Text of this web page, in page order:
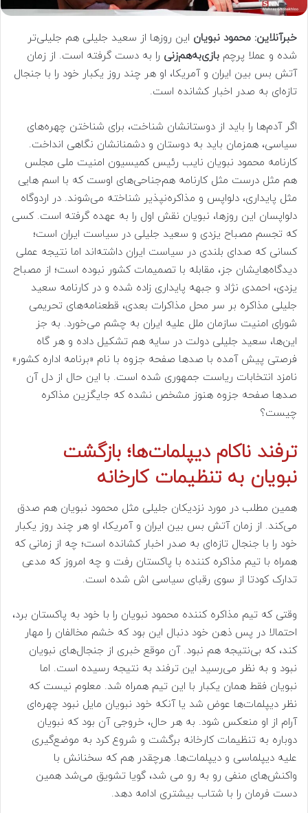
خبرآنلاین: محمود نبویان این روزها از سعید جلیلی هم جلیلی‌تر
شده و عملا پرچم بازی‌به‌هم‌زنی را به دست گرفته است. از زمان
آتش بس بین ایران و آمریکا، او هر چند روز یکبار خود را با جنجال
تازه‌ای به صدر اخبار کشانده است.
اگر آدم‌ها را باید از دوستانشان شناخت، برای شناختن چهره‌های
سیاسی، همزمان باید به دوستان و دشمنانشان نگاهی انداخت.
کارنامه محمود نبویان نایب رئیس کمیسیون امنیت ملی مجلس
هم مثل درست مثل کارنامه‌ هم‌جناحی‌های اوست که با اسم هایی
مثل پایداری، دلواپس و مذاکره‌نپذیر شناخته می‌شوند. در اردوگاه
دلواپسان این روزها، نبویان نقش اول را به عهده گرفته است. کسی
که تجسم مصباح یزدی و سعید جلیلی در سیاست ایران است؛
کسانی که صدای بلندی در سیاست ایران داشته‌اند اما نتیجه عملی
دیدگاه‌هایشان جز، مقابله با تصمیمات کشور نبوده است؛ از مصباح
یزدی، احمدی نژاد و جبهه پایداری زاده شده و در کارنامه سعید
جلیلی مذاکره بر سر محل مذاکرات بعدی، قطعنامه‌های تحریمی
شورای امنیت سازمان ملل علیه ایران به چشم می‌خورد. به جز
این‌ها، سعید جلیلی دولت در سایه هم تشکیل داده و هر گاه
فرصتی پیش آمده با صدها صفحه جزوه با نام «برنامه اداره کشور»
نامزد انتخابات ریاست جمهوری شده است. با این حال از دل آن
صدها صفحه جزوه هنوز مشخص نشده که جایگزین مذاکره
چیست؟
ترفند ناکام دیپلمات‌ها؛ بازگشت
نبویان به تنظیمات کارخانه
همین مطلب در مورد نزدیکان جلیلی مثل محمود نبویان هم صدق
می‌کند. از زمان آتش بس بین ایران و آمریکا، او هر چند روز یکبار
خود را با جنجال تازه‌ای به صدر اخبار کشانده است؛ چه از زمانی که
همراه با تیم مذاکره کننده با پاکستان رفت و چه امروز که مدعی
تدارک کودتا از سوی رقبای سیاسی اش شده است.
وقتی که تیم مذاکره کننده محمود نبویان را با خود به پاکستان برد،
احتمالا در پس ذهن خود دنبال این بود که خشم مخالفان را مهار
کند، که بی‌نتیجه هم نبود. آن موقع خبری از جنجال‌های نبویان
نبود و به نظر می‌رسید این ترفند به نتیجه رسیده است. اما
نبویان فقط همان یکبار با این تیم همراه شد. معلوم نیست که
نظر دیپلمات‌ها عوض شد یا آنکه خود نبویان مایل نبود چهره‌ای
آرام از او منعکس شود. به هر حال، خروجی آن بود که نبویان
دوباره به تنظیمات کارخانه برگشت و شروع کرد به موضع‌گیری
علیه دیپلماسی و دیپلمات‌ها. هرچقدر هم که سخنانش با
واکنش‌های منفی رو به رو می شد، گویا تشویق می‌شد همین
دست فرمان را با شتاب بیشتری ادامه دهد.